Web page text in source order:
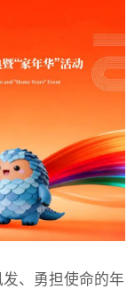
、勇担使命的年